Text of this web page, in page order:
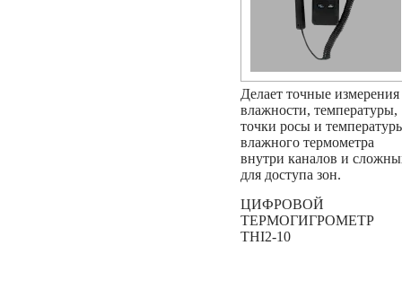
Делает точные измерения
влажности, температуры,
точки росы и
влажного термометра
внутри каналов и
для доступа зон.
ЦИФРОВОЙ
ТЕРМОГИГРОМЕТР
THI2-10